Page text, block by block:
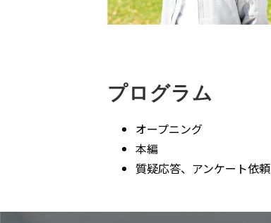
プログラム
オープニング
本編
質疑応答、アンケート依頼